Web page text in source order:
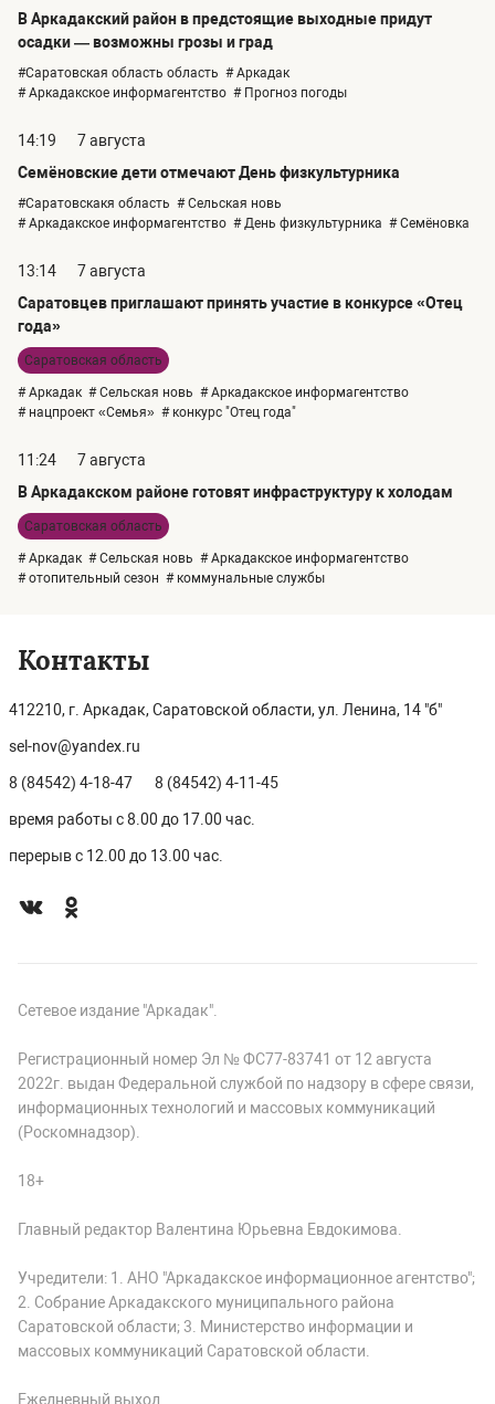
В Аркадакский район в предстоящие выходные придут
осадки — возможны грозы и град
#Саратовская область область # Аркадак
# Аркадакское информагентство # Прогноз погоды
14:19
7 августа
Семёновские дети отмечают День физкультурника
#Саратовскакя область # Сельская новь
# Аркадакское информагентство # День физкультурника # Семёновка
13:14
7 августа
Саратовцев приглашают принять участие в конкурсе «Отец
года»
Саратовская область
# Аркадак # Сельская новь # Аркадакское информагентство
# нацпроект «Семья» # конкурс "Отец года"
11:24
7 августа
В Аркадакском районе готовят инфраструктуру к холодам
Саратовская область
# Аркадак # Сельская новь # Аркадакское информагентство
# отопительный сезон # коммунальные службы
Контакты
412210, г. Аркадак, Саратовской области, ул. Ленина, 14 "б"
sel-nov@yandex.ru
8 (84542) 4-18-47 8 (84542) 4-11-45
время работы с 8.00 до 17.00 час.
перерыв с 12.00 до 13.00 час.
Сетевое издание "Аркадак".
Регистрационный номер Эл № ФС77-83741 от 12 августа
2022г. выдан Федеральной службой по надзору в сфере связи,
информационных технологий и массовых коммуникаций
(Роскомнадзор).
18+
Главный редактор Валентина Юрьевна Евдокимова.
Учредители: 1. АНО "Аркадакское информационное агентство";
2. Собрание Аркадакского муниципального района
Саратовской области; 3. Министерство информации и
массовых коммуникаций Саратовской области.
Ежедневный выход.